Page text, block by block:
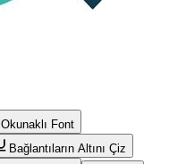
Okunaklı Font
Bağlantıların Altını Çiz